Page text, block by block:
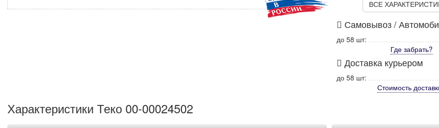
ВСЕ
Самовывоз /
до 58 шт:
Где забрать?
Доставка курьером
до 58 шт:
Стоимость
Характеристики Теко 00-00024502